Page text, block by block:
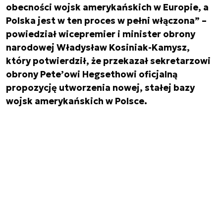
obecności wojsk amerykańskich w Europie, a
Polska jest w ten proces w pełni włączona” –
powiedział wicepremier i minister obrony
narodowej Władysław Kosiniak-Kamysz,
który potwierdził, że przekazał sekretarzowi
obrony Pete’owi Hegsethowi oficjalną
propozycję utworzenia nowej, stałej bazy
wojsk amerykańskich w Polsce.